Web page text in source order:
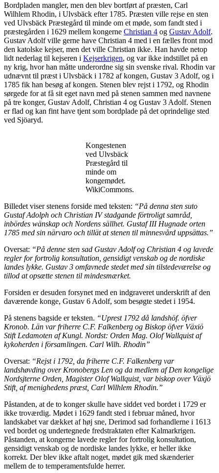
Bordpladen mangler, men den blev bortført af præsten, Carl
Wilhlem Rhodin, i Ulvsbäck efter 1785. Præsten ville rejse en sten
ved Ulvsbäck Præstegård til minde om et møde, som fandt sted i
præstegården i 1629 mellem kongerne Christian 4 og Gustav Adolf.
Gustav Adolf ville gerne have Christian 4 med i en fælles front mod
den katolske kejser, men det ville Christian ikke. Han havde netop
lidt nederlag til kejseren i Kejserkrigen, og var ikke indstillet på en
ny krig, hvor han måtte underordne sig sin svenske rival. Rhodin var
udnævnt til præst i Ulvsbäck i 1782 af kongen, Gustav 3 Adolf, og i
1785 fik han besøg af kongen. Stenen blev rejst i 1792, og Rhodin
sørgede for at få sit eget navn med på stenen sammen med navnene
på tre konger, Gustav Adolf, Christian 4 og Gustav 3 Adolf. Stenen
er flad og kan fint have tjent som bordplade på det oprindelige sted
ved Sjöaryd.
Kongestenen
ved Ulvsbäck
Præstegård til
minde om
kongemødet.
WikiCommons.
Billedet viser stenens forside med teksten: “På denna sten suto
Gustaf Adolph och Christian IV stadgande förtroligt samråd,
inbördes wänskap och Nordens sällhet. Gustaf III Hugnade orten
1785 med sin närvaro och tillät at stenen til minnesvård uppsättas.”
Oversat: “På denne sten sad Gustav Adolf og Christian 4 og lavede
regler for fortrolig konsultation, gensidigt venskab og de nordiske
landes lykke. Gustav 3 omfavnede stedet med sin tilstedeværelse og
tillod at opsætte stenen til mindesmærket.
Forsiden er desuden forsynet med en indgraveret underskrift af den
daværende konge, Gustav 6 Adolf, som besøgte stedet i 1954.
På stenens bagside er teksten. “Uprest 1792 då landshöf. öfver
Kronob. Län var friherre C.F. Falkenberg og Biskop öfver Växiö
Stift Ledamoten af Kungl. Nordst: Orden Mag. Olof Wallquist af
kykoherden i församlingen. Carl Wilh. Rhodin”
Oversat: “Rejst i 1792, da friherre C.F. Falkenberg var
landshøvding over Kronobergs Len og da medlem af Den kongelige
Nordsjterne Orden, Magister Olof Wallquist, var biskop over Växjö
Stift, af menighedens præst, Carl Wilhlem Rhodin.”
Påstanden, at de to konger skulle have siddet ved bordet i 1729 er
ikke troværdig. Mødet i 1629 fandt sted i februar måned, hvor
landskabet var dækket af høj sne, Derimod sad forhandlerne i 1613
ved bordet og undertegnede fredstraktaten efter Kalmarkrigen.
Påstanden, at kongerne lavede regler for fortrolig konsultation,
gensidigt venskab og de nordiske landes lykke, er heller ikke
korrekt. Der blev ikke aftalt noget, mødet gik med skænderier
mellem de to temperamentsfulde herrer.